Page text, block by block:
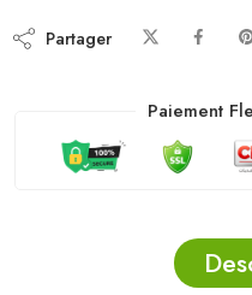
Partager
Paiement